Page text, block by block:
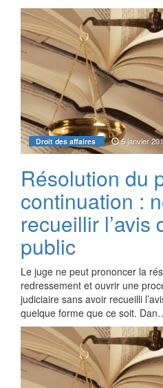
Droit des affaires 5 janvier
Résolution du
continuation :
recueillir l’avis
public
Le juge ne peut prononcer la
redressement et ouvrir une
judiciaire sans avoir recueilli
quelque forme que ce soit.